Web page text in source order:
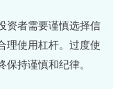
资者需要谨慎选择信
理使用杠杆。过度使
持谨慎和纪律。